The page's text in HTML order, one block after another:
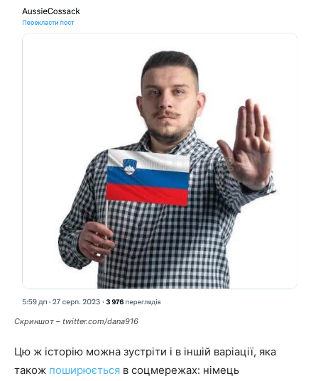
Скриншот – twitter.com/dana916
Цю ж історію можна зустріти і в іншій варіації, яка
також поширюється в соцмережах: німець